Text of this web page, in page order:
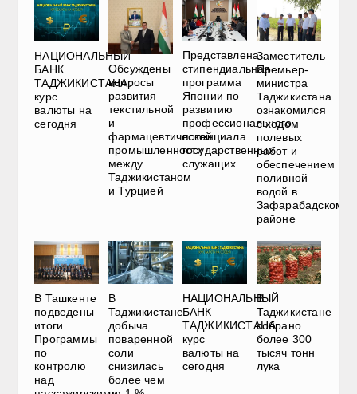
НАЦИОНАЛЬНЫЙ
БАНК
ТАДЖИКИСТАНА:
курс
валюты на
сегодня
Обсуждены
вопросы
развития
текстильной
и
фармацевтической
промышленности
между
Таджикистаном
и Турцией
Представлена
стипендиальная
программа
Японии по
развитию
профессионального
потенциала
государственных
служащих
Заместитель
Премьер-
министра
Таджикистана
ознакомился
с ходом
полевых
работ и
обеспечением
поливной
водой в
Зафарабадском
районе
В Ташкенте
подведены
итоги
Программы
по
контролю
над
В
Таджикистане
добыча
поваренной
соли
снизилась
более чем
НАЦИОНАЛЬНЫЙ
БАНК
ТАДЖИКИСТАНА:
курс
валюты на
сегодня
В
Таджикистане
собрано
более 300
тысяч тонн
лука